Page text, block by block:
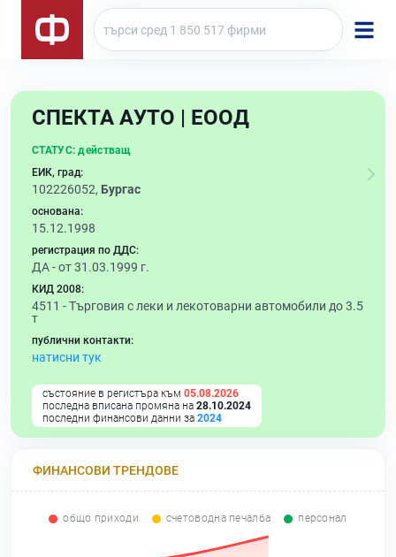
СПЕКТА АУТО | ЕООД
СТАТУС: действащ
ЕИК, град:
102226052, Бургас
основана:
15.12.1998
регистрация по ДДС:
ДА - от 31.03.1999 г.
КИД 2008:
4511 -Търговия с леки и лекотоварни автомобили до 3.5
т
публични контакти:
натисни тук
състояние в регистъра към 05.08.2026
последна вписана промяна на 28.10.2024
последни финансови данни за 2024
ФИНАНСОВИ ТРЕНДОВЕ
общо приходи счетоводна печалба персонал